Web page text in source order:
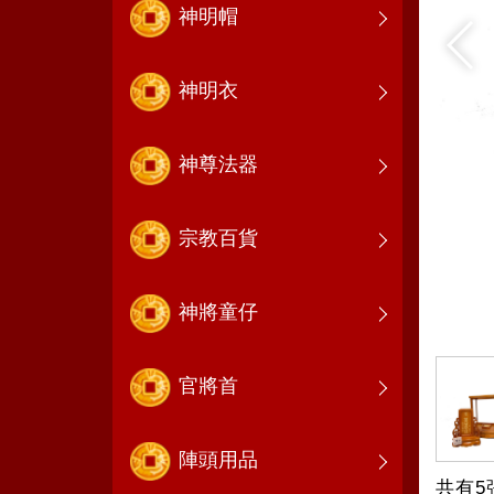
神明帽
神明衣
神尊法器
宗教百貨
神將童仔
官將首
陣頭用品
共有5